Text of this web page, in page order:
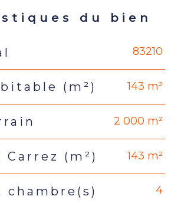
du bien
83210
(m²) 143 m²
2 000 m²
(m²) 143 m²
chambre(s) 4